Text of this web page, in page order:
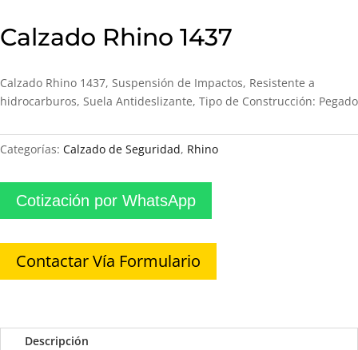
Calzado Rhino 1437
Calzado Rhino 1437, Suspensión de Impactos, Resistente a
hidrocarburos, Suela Antideslizante, Tipo de Construcción: Pegado
Categorías: Calzado de Seguridad, Rhino
Cotización por WhatsApp
Contactar Vía Formulario
Descripción